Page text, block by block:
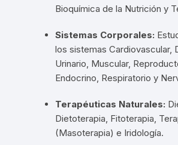
Bioquímica de la Nutrición y
Sistemas Corporales:
los sistemas Cardiovascular,
Urinario, Muscular,
Endocrino, Respiratorio y
Terapéuticas Naturales:
Dietoterapia, Fitoterapia,
(Masoterapia) e Iridología.